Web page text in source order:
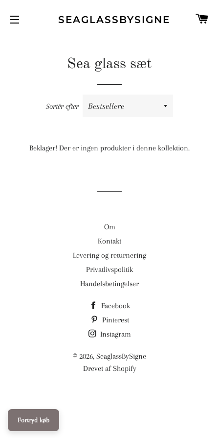
SEAGLASSBYSIGNE
Sea glass sæt
Sortér efter
Beklager! Der er ingen produkter i denne kollektion.
Om
Kontakt
Levering og returnering
Privatlivspolitik
Handelsbetingelser
Facebook
Pinterest
Instagram
© 2026, SeaglassBySigne
Drevet af Shopify
Fortryd køb